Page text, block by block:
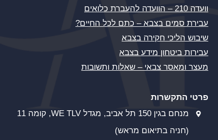
וועדה 210 – הוועדה להעברת כלואים
עבירת סמים בצבא – כתם לכל החיים?
שיבוש הליכי חקירה בצבא
עבירות ביטחון מידע בצבא
מעצר ומאסר צבאי – שאלות ותשובות
פרטי התקשרות
מנחם בגין 150 תל אביב, מגדל WE TLV, קומה 11
(חניה בתיאום מראש)